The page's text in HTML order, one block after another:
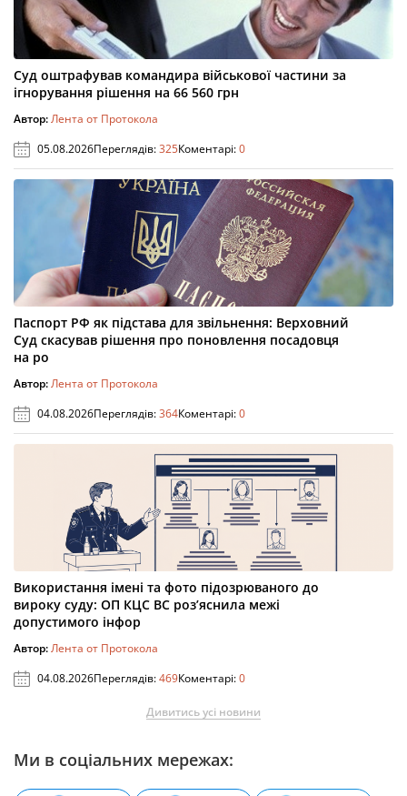
Суд оштрафував командира військової частини за
ігнорування рішення на 66 560 грн
Автор:Лента от Протокола
05.08.2026Переглядів:325Коментарі:0
Паспорт РФ як підстава для звільнення: Верховний
Суд скасував рішення про поновлення посадовця
на ро
Автор:Лента от Протокола
04.08.2026Переглядів:364Коментарі:0
Використання імені та фото підозрюваного до
вироку суду: ОП КЦС ВС роз’яснила межі
допустимого інфор
Автор:Лента от Протокола
04.08.2026Переглядів:469Коментарі:0
Дивитись усі новини
Ми в соціальних мережах: